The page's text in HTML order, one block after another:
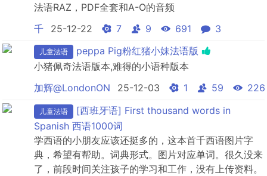
法语RAZ，PDF全套和A-O的音频
千
25-12-22 7 9 691 3
儿童法语
peppa Pig粉红猪小妹法语版
小猪佩奇法语版本,难得的小语种版本
加辉@LondonON
25-12-03 1 59
儿童法语
[西班牙语] First thousand words in
Spanish 西语1000词
学西语的小朋友应该还挺多的，这本首千西语图片字
典，希望有帮助。词典形式。图片对应单词。很久没来
了，前段时间关注孩子的学习和工作，没有上传资料。